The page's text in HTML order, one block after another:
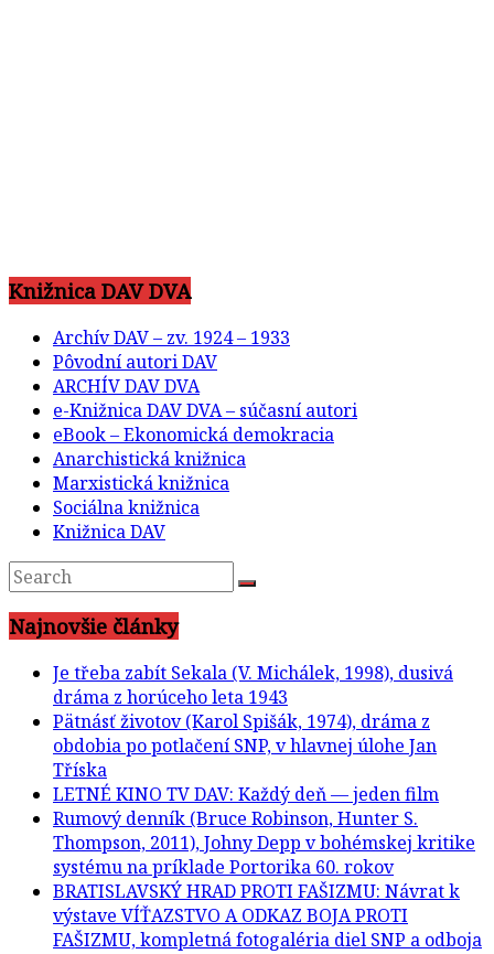
Knižnica DAV DVA
Archív DAV – zv. 1924 – 1933
Pôvodní autori DAV
ARCHÍV DAV DVA
e-Knižnica DAV DVA – súčasní autori
eBook – Ekonomická demokracia
Anarchistická knižnica
Marxistická knižnica
Sociálna knižnica
Knižnica DAV
Najnovšie články
Je třeba zabít Sekala (V. Michálek, 1998), dusivá
dráma z horúceho leta 1943
Pätnásť životov (Karol Spišák, 1974), dráma z
obdobia po potlačení SNP, v hlavnej úlohe Jan
Tříska
LETNÉ KINO TV DAV: Každý deň — jeden film
Rumový denník (Bruce Robinson, Hunter S.
Thompson, 2011), Johny Depp v bohémskej kritike
systému na príklade Portorika 60. rokov
BRATISLAVSKÝ HRAD PROTI FAŠIZMU: Návrat k
výstave VÍŤAZSTVO A ODKAZ BOJA PROTI
FAŠIZMU, kompletná fotogaléria diel SNP a odboja